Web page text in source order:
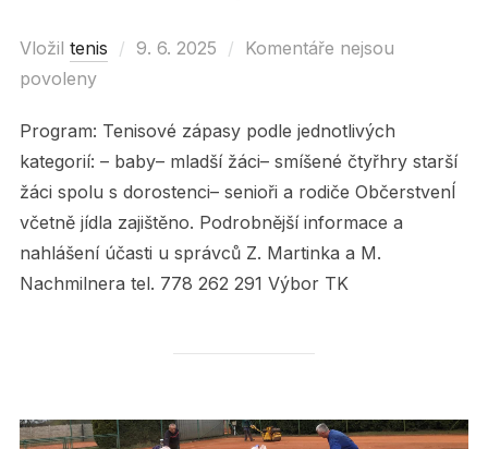
Vložil tenis
Posted
9. 6. 2025
Komentáře nejsou
povoleny
Program: Tenisové zápasy podle jednotlivých
kategorií: – baby– mladší žáci– smíšené čtyřhry starší
žáci spolu s dorostenci– senioři a rodiče ObčerstvenÍ
včetně jídla zajištěno. Podrobnější informace a
nahlášení účasti u správců Z. Martinka a M.
Nachmilnera tel. 778 262 291 Výbor TK